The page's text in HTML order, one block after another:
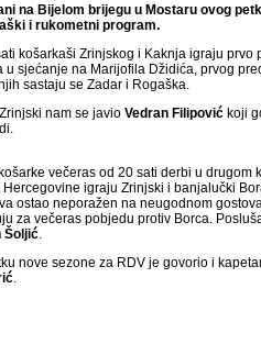
na Bijelom brijegu u Mostaru ovog
i rukometni program.
košarkaši Zrinjskog i Kaknja igraju prvo
u sjećanje na Marijofila Džidića, prvog
sastaju se Zadar i Rogaška.
nam se javio Vedran Filipović koji
večeras od 20 sati derbi u drugom
Hercegovine igraju Zrinjski i banjalučki
ostao neporažen na neugodnom
za večeras pobjedu protiv Borca.
Šoljić.
nove sezone za RDV je govorio i
.